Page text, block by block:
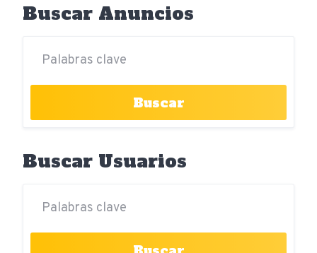
Buscar Anuncios
Buscar
Buscar Usuarios